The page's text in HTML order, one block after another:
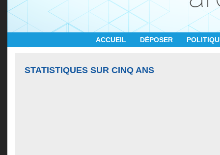
ACCUEIL DÉPOSER
STATISTIQUES SUR CINQ ANS